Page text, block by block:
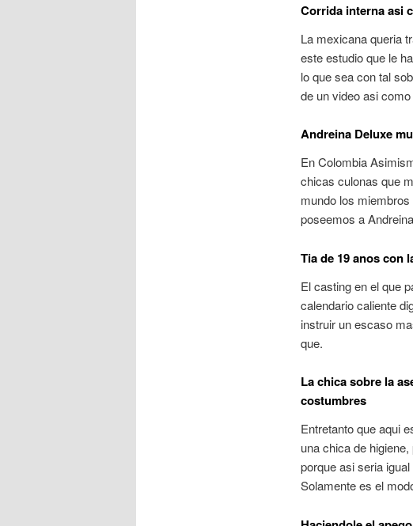
Corrida interna asi­
La mexicana queria
este estudio que le
lo que sea con tal
de un video asi­ como
Andreina Deluxe
En Colombia
chicas culonas que
mundo los
poseemos a
Tia de 19 anos con
El casting en el que
calendario caliente
instruir un escaso
que.
La chica sobre la
costumbres
Entretanto que aqui
una chica de
porque asi seri­a
Solamente es el